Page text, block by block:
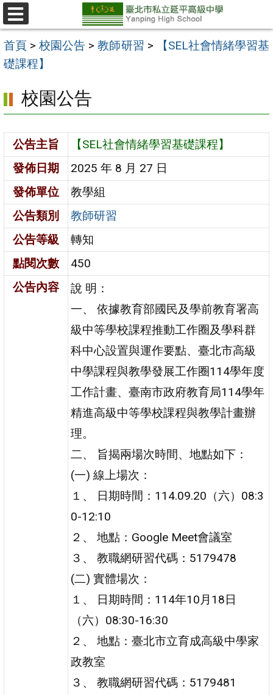
跳
至
主
要
區
選
單
首頁 >校園公告 >教師研習 >
【SEL社會情緒學習基
礎課程】
校園公告
公告主旨
【SEL社會情緒學習基礎課程】
發佈日期
2025 年 8 月 27 日
發佈單位
教學組
公告類別
教師研習
公告等級
轉知
點閱次數
450
公告內容
說 明：
一、 依據教育部國民及學前教育署高
級中等學校課程推動工作圈及學科群
科中心設置與運作要點、臺北市高級
中學課程與教學發展工作圈114學年度
工作計畫、臺南市政府教育局114學年
精進高級中等學校課程與教學計畫辦
理。
二、 旨揭兩場次時間、地點如下：
(一) 線上場次：
１、 日期時間：114.09.20（六）08:3
0-12:10
２、 地點：Google Meet會議室
３、 教職網研習代碼：5179478
(二) 實體場次：
１、 日期時間：114年10月18日
（六）08:30-16:30
２、 地點：臺北市立育成高級中學家
政教室
３、 教職網研習代碼：5179481